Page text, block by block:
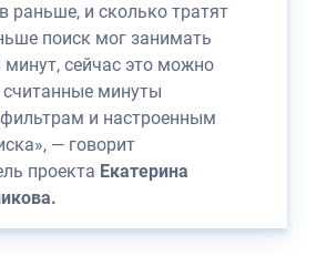
раньше, и сколько тратят
поиск мог занимать
минут, сейчас это можно
считанные минуты
и настроенным
— говорит
проекта Екатерина